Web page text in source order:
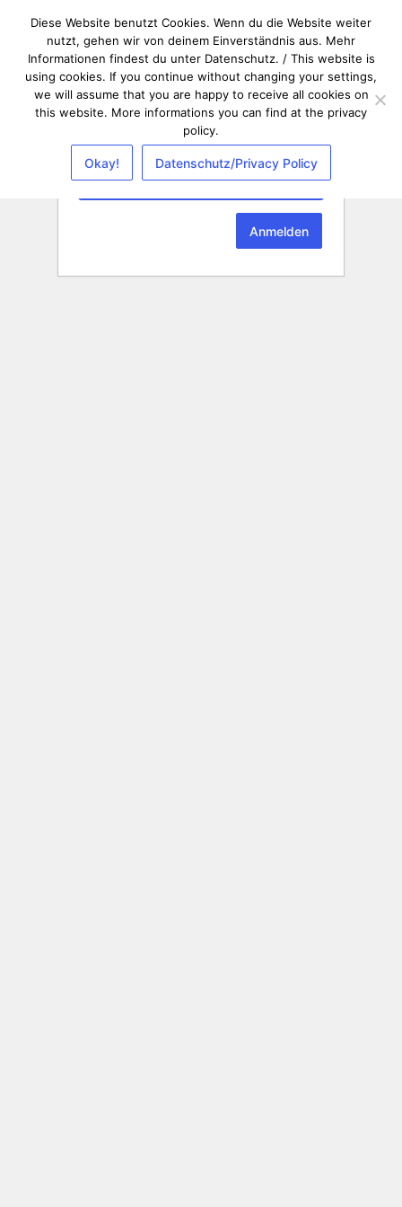
Passwort
Diese Website benutzt Cookies. Wenn du die Website weiter
nutzt, gehen wir von deinem Einverständnis aus. Mehr
Informationen findest du unter Datenschutz. / This website is
using cookies. If you continue without changing your settings,
we will assume that you are happy to receive all cookies on
this website. More informations you can find at the privacy
policy.
Okay! Datenschutz/Privacy Policy